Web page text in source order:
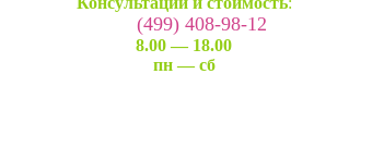
(499) 408-98-12
8.00 — 18.00
пн — сб